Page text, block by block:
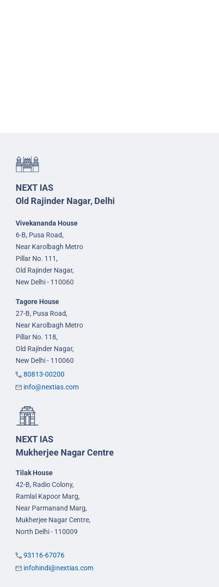
NEXT IAS
Old Rajinder Nagar, Delhi
Vivekananda House
6-B, Pusa Road,
Near Karolbagh Metro
Pillar No. 111,
Old Rajinder Nagar,
New Delhi - 110060
Tagore House
27-B, Pusa Road,
Near Karolbagh Metro
Pillar No. 118,
Old Rajinder Nagar,
New Delhi - 110060
80813-00200
info@nextias.com
NEXT IAS
Mukherjee Nagar Centre
Tilak House
42-B, Radio Colony,
Ramlal Kapoor Marg,
Near Parmanand Marg,
Mukherjee Nagar Centre,
North Delhi - 110009
93116-67076
infohindi@nextias.com